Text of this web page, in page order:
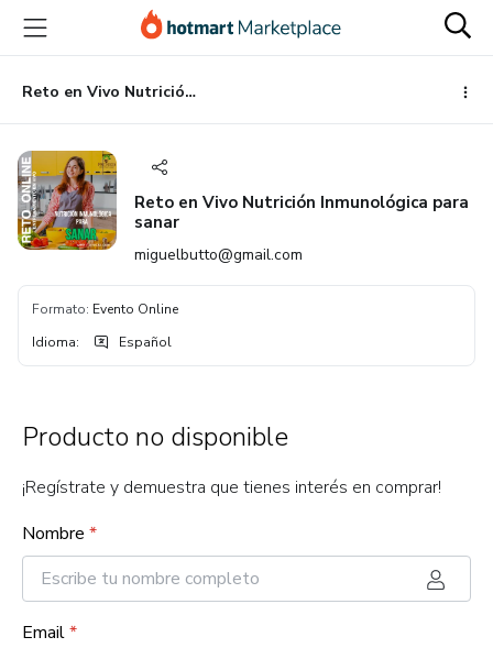
principal
página
de
página
Reto en Vivo Nutrición Inmunológica para sanar
Reto en Vivo Nutrición Inmunológica para
sanar
miguelbutto@gmail.com
Formato: Evento Online
Idioma: Español
Producto no disponible
¡Regístrate y demuestra que tienes interés en comprar!
Nombre *
Email*